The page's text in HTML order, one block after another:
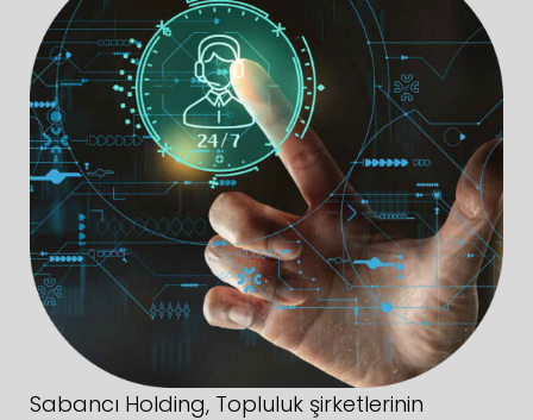
Sabancı Holding, Topluluk şirketlerinin